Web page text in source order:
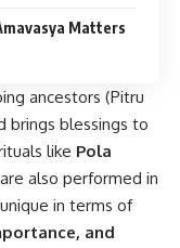
Matters
ancestors (Pitru
brings blessings to
like Pola
also performed in
in terms of
and